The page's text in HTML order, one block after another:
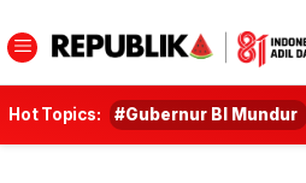
Hot Topics: #Gubernur BI Mundur